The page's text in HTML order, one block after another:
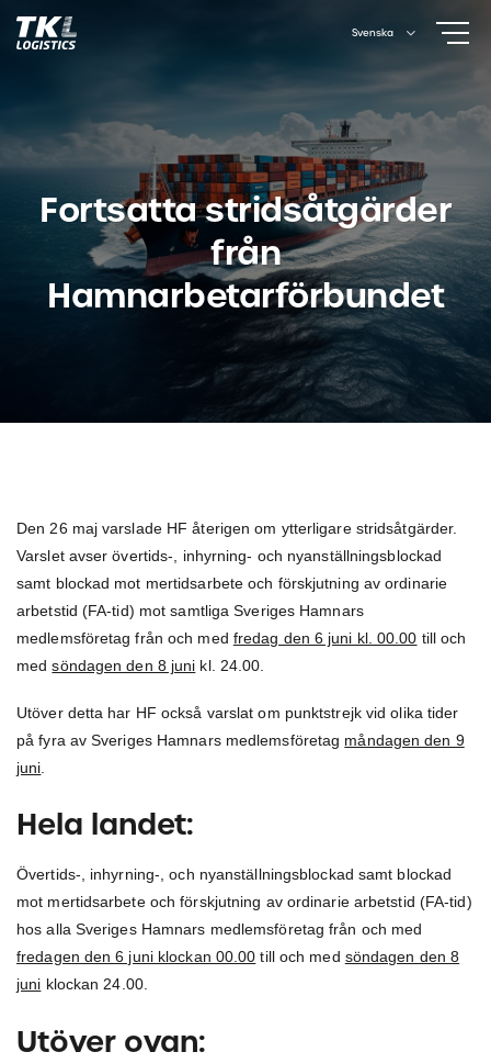
Skip
to
Svenska
Fortsatta stridsåtgärder
från
Hamnarbetarförbundet
Den 26 maj varslade HF återigen om ytterligare stridsåtgärder.
Varslet avser övertids-, inhyrning- och nyanställningsblockad
samt blockad mot mertidsarbete och förskjutning av ordinarie
arbetstid (FA-tid) mot samtliga Sveriges Hamnars
medlemsföretag från och med fredag den 6 juni kl. 00.00 till och
medsöndagen den 8 juni kl. 24.00.
Utöver detta har HF också varslat om punktstrejk vid olika tider
på fyra av Sveriges Hamnars medlemsföretag måndagen den 9
juni
Hela landet:
Övertids-, inhyrning-, och nyanställningsblockad samt blockad
mot mertidsarbete och förskjutning av ordinarie arbetstid (FA-tid)
hos alla Sveriges Hamnars medlemsföretag från och med
fredagen den 6 juni klockan 00.00 till och med söndagen den 8
juni klockan 24.00.
Utöver ovan: